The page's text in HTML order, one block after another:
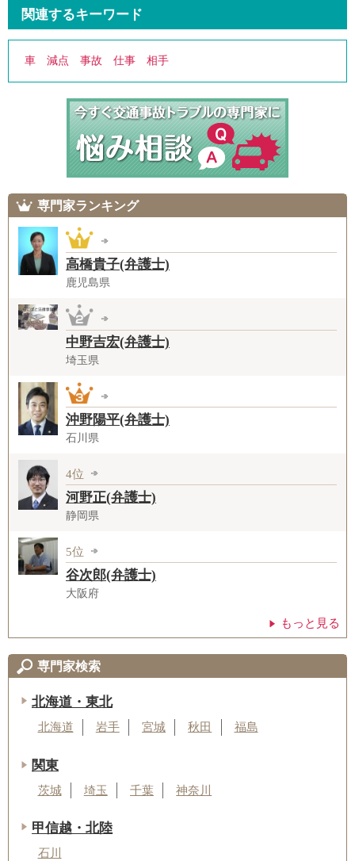
関連するキーワード
車 減点 事故 仕事 相手
専門家ランキング
高橋貴子(弁護士)
鹿児島県
中野吉宏(弁護士)
埼玉県
沖野陽平(弁護士)
石川県
4位
河野正(弁護士)
静岡県
5位
谷次郎(弁護士)
大阪府
もっと見る
専門家検索
北海道・東北
北海道 岩手 宮城 秋田 福島
関東
茨城 埼玉 千葉 神奈川
甲信越・北陸
石川